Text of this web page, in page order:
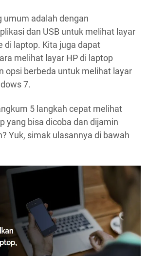
umum adalah dengan
dan USB untuk melihat layar
di laptop. Kita juga dapat
melihat layar HP di laptop
opsi berbeda untuk melihat layar
7.
5 langkah cepat melihat
yang bisa dicoba dan dijamin
Yuk, simak ulasannya di bawah